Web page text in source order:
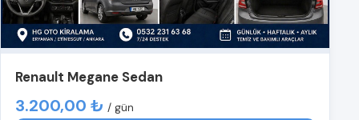
Renault Megane Sedan
3.200,00 ₺ / gün